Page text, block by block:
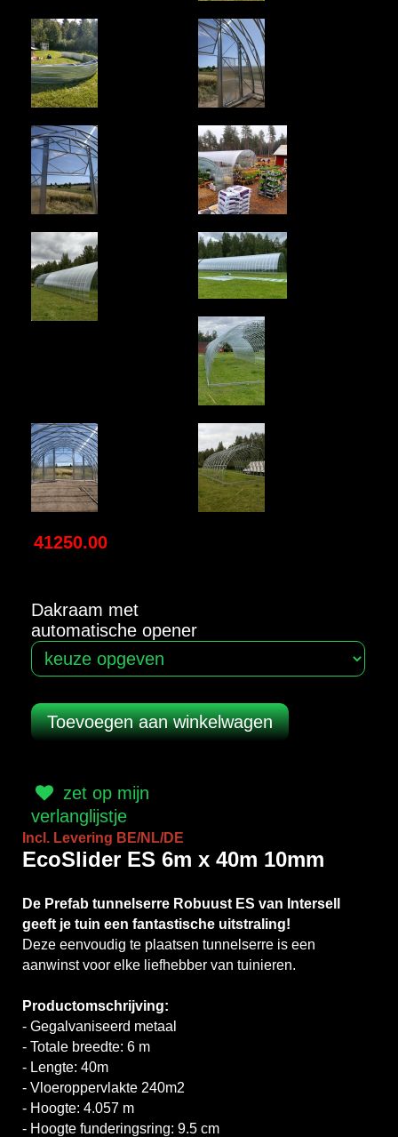
41250.00
Dakraam met
automatische opener
zet op mijn
verlanglijstje
Incl. Levering BE/NL/DE
EcoSlider ES 6m x 40m 10mm
De Prefab tunnelserre Robuust ES van Intersell
geeft je tuin een fantastische uitstraling!
Deze eenvoudig te plaatsen tunnelserre is een
aanwinst voor elke liefhebber van tuinieren.
Productomschrijving:
- Gegalvaniseerd metaal
- Totale breedte: 6 m
- Lengte: 40m
- Vloeroppervlakte 240m2
- Hoogte: 4.057 m
- Hoogte funderingsring: 9.5 cm